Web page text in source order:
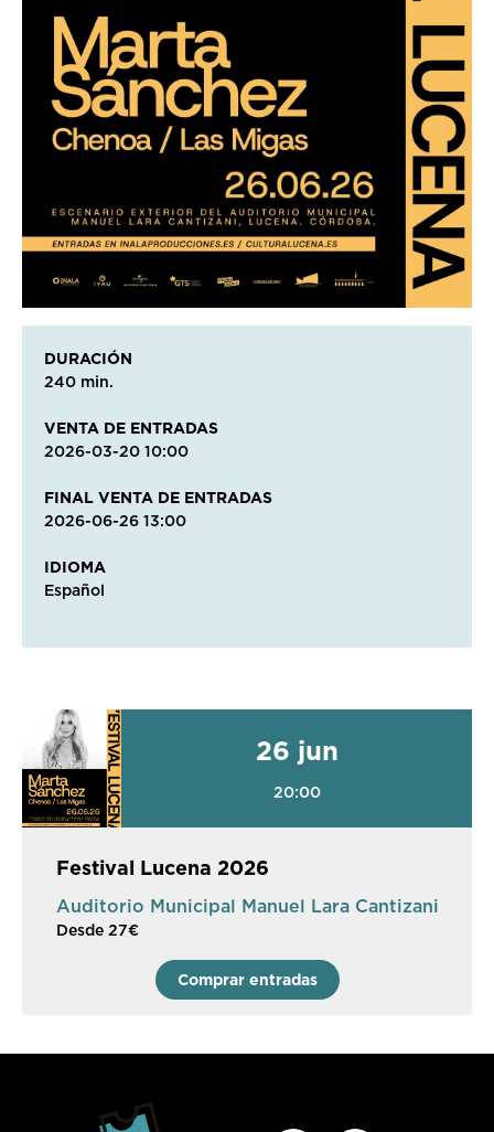
DURACIÓN
240 min.
VENTA DE ENTRADAS
2026-03-20 10:00
FINAL VENTA DE ENTRADAS
2026-06-26 13:00
IDIOMA
Español
26 jun
20:00
Festival Lucena 2026
Auditorio Municipal Manuel Lara Cantizani
Desde 27€
Comprar entradas